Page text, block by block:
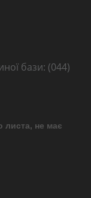
бази: (044)
листа, не має